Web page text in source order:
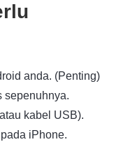
anda. (Penting)
sepenuhnya.
kabel USB).
iPhone.